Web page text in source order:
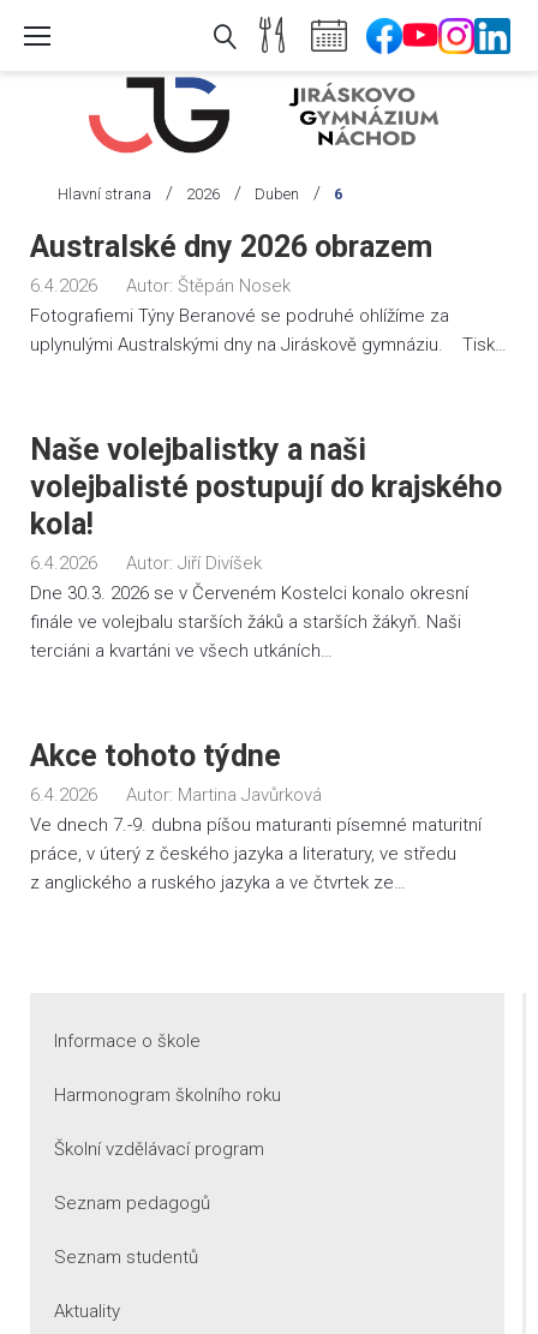
Hlavní strana / 2026 / Duben / 6
Den:
6.
4.
2026
Australské dny 2026 obrazem
6.4.2026 Autor: Štěpán Nosek
Fotografiemi Týny Beranové se podruhé ohlížíme za
uplynulými Australskými dny na Jiráskově gymnáziu. Tisk…
Naše volejbalistky a naši
volejbalisté postupují do krajského
kola!
6.4.2026 Autor: Jiří Divíšek
Dne 30.3. 2026 se v Červeném Kostelci konalo okresní
finále ve volejbalu starších žáků a starších žákyň. Naši
terciáni a kvartáni ve všech utkáních…
Akce tohoto týdne
6.4.2026 Autor: Martina Javůrková
Ve dnech 7.-9. dubna píšou maturanti písemné maturitní
práce, v úterý z českého jazyka a literatury, ve středu
z anglického a ruského jazyka a ve čtvrtek ze…
Informace o škole
Harmonogram školního roku
Školní vzdělávací program
Seznam pedagogů
Seznam studentů
Aktuality